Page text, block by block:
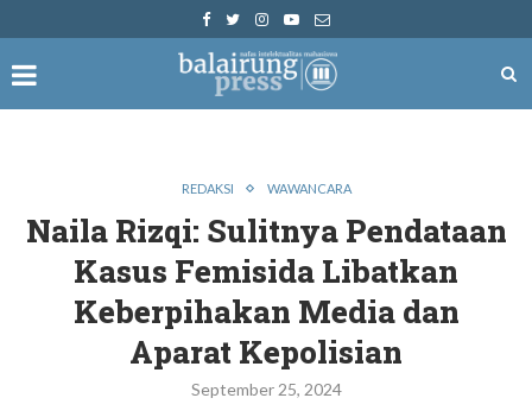
REDAKSI WAWANCARA
Naila Rizqi: Sulitnya Pendataan
Kasus Femisida Libatkan
Keberpihakan Media dan
Aparat Kepolisian
September 25, 2024